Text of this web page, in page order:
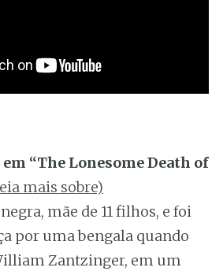
“The Lonesome Death of
mais sobre)
mãe de 11 filhos, e foi
por uma bengala quando
Zantzinger, em um